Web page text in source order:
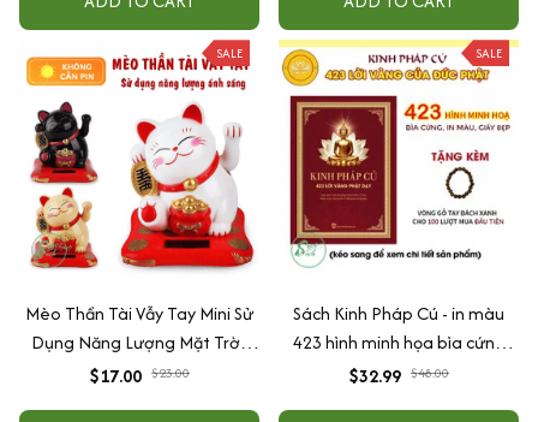
SALE
Mèo Thần Tài Vẫy Tay Mini Sử
Dụng Năng Lượng Mặt Trời,
Năng Lượng Ánh Sáng
$17.00 $23.00
SALE
Sách Kinh Pháp Cú - in màu
423 hình minh họa bìa cứng
cao cấp + tặng kèm vòng tay
$32.99 $48.00